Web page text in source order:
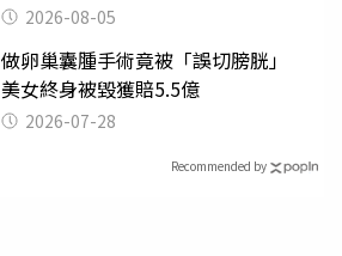
2026-08-05
做卵巢囊腫手術竟被「誤切膀胱」
美女終身被毀獲賠5.5億
2026-07-28
Recommended by